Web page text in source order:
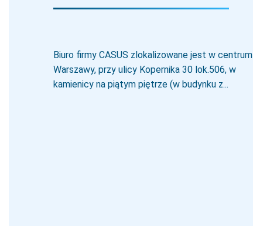
Biuro firmy CASUS zlokalizowane jest w centrum
Warszawy, przy ulicy Kopernika 30 lok.506, w
kamienicy na piątym piętrze (w budynku z...